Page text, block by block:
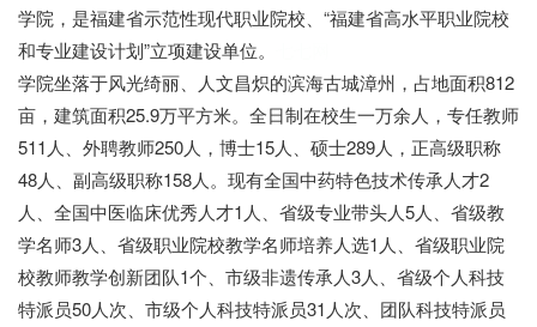
学院，是福建省示范性现代职业院校、“福建省高水平职业院校
和专业建设计划”立项建设单位。
学院坐落于风光绮丽、人文昌炽的滨海古城漳州，占地面积812
亩，建筑面积25.9万平方米。全日制在校生一万余人，专任教师
511人、外聘教师250人，博士15人、硕士289人，正高级职称
48人、副高级职称158人。现有全国中药特色技术传承人才2
人、全国中医临床优秀人才1人、省级专业带头人5人、省级教
学名师3人、省级职业院校教学名师培养人选1人、省级职业院
校教师教学创新团队1个、市级非遗传承人3人、省级个人科技
特派员50人次、市级个人科技特派员31人次、团队科技特派员